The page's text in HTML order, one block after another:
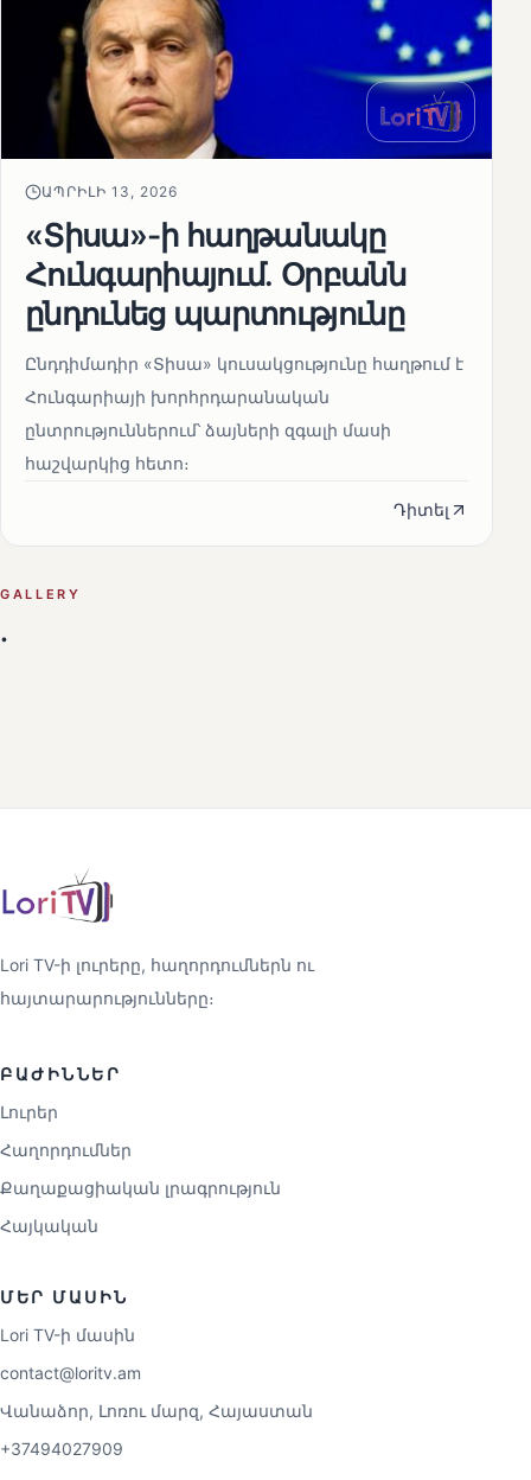
ԱՊՐԻԼԻ 13, 2026
«Տիսա»-ի հաղթանակը
Հունգարիայում․ Օրբանն
ընդունեց պարտությունը
Ընդդիմադիր «Տիսա» կուսակցությունը հաղթում է
Հունգարիայի խորհրդարանական
ընտրություններում՝ ձայների զգալի մասի
հաշվարկից հետո։
Դիտել
GALLERY
.
Lori TV-ի լուրերը, հաղորդումներն ու
հայտարարությունները։
ԲԱԺԻՆՆԵՐ
Լուրեր
Հաղորդումներ
Քաղաքացիական լրագրություն
Հայկական
ՄԵՐ ՄԱՍԻՆ
Lori TV-ի մասին
contact@loritv.am
Վանաձոր, Լոռու մարզ, Հայաստան
+37494027909